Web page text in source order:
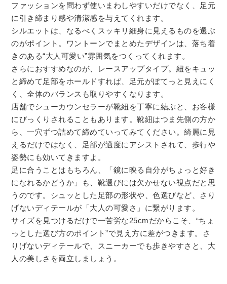
ファッションを問わず使いまわしやすいだけでなく、足元
に引き締まり感や清潔感を与えてくれます。
シルエットは、なるべくスッキリ細身に見えるものを選ぶ
のがポイント。ワントーンでまとめたデザインは、落ち着
きのある“大人可愛い”雰囲気をつくってくれます。
さらにおすすめなのが、レースアップタイプ。紐をキュッ
と締めて足部をホールドすれば、足元がぼてっと見えにく
く、全体のバランスも取りやすくなります。
店舗でシューカウンセラーが靴紐を丁寧に結ぶと、お客様
にびっくりされることもあります。靴紐はつま先側の方か
ら、一穴ずつ詰めて締めていってみてください。綺麗に見
えるだけではなく、足部が適度にアシストされて、歩行や
姿勢にも効いてきますよ。
足に合うことはもちろん、「鏡に映る自分がちょっと好き
になれるかどうか」も、靴選びには欠かせない視点だと思
うのです。シュッとした足部の形状や、色選びなど、さり
げないディテールが「大人の可愛さ」に繋がります。
サイズを見つけるだけで一苦労な25cmだからこそ、“ちょ
っとした選び方のポイント”で見え方に差がつきます。さ
りげないディテールで、スニーカーでも歩きやすさと、大
人の美しさを両立しましょう。